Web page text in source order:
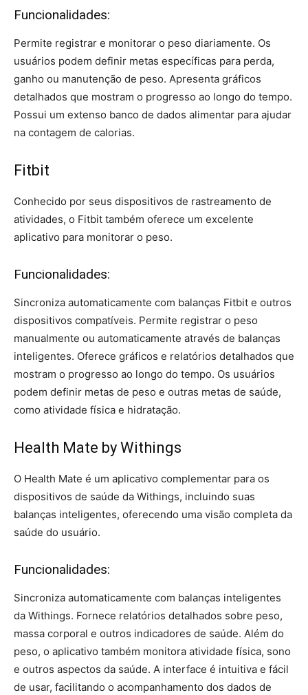
Funcionalidades:
Permite registrar e monitorar o peso diariamente. Os
usuários podem definir metas específicas para perda,
ganho ou manutenção de peso. Apresenta gráficos
detalhados que mostram o progresso ao longo do tempo.
Possui um extenso banco de dados alimentar para ajudar
na contagem de calorias.
Fitbit
Conhecido por seus dispositivos de rastreamento de
atividades, o Fitbit também oferece um excelente
aplicativo para monitorar o peso.
Funcionalidades:
Sincroniza automaticamente com balanças Fitbit e outros
dispositivos compatíveis. Permite registrar o peso
manualmente ou automaticamente através de balanças
inteligentes. Oferece gráficos e relatórios detalhados que
mostram o progresso ao longo do tempo. Os usuários
podem definir metas de peso e outras metas de saúde,
como atividade física e hidratação.
Health Mate by Withings
O Health Mate é um aplicativo complementar para os
dispositivos de saúde da Withings, incluindo suas
balanças inteligentes, oferecendo uma visão completa da
saúde do usuário.
Funcionalidades:
Sincroniza automaticamente com balanças inteligentes
da Withings. Fornece relatórios detalhados sobre peso,
massa corporal e outros indicadores de saúde. Além do
peso, o aplicativo também monitora atividade física, sono
e outros aspectos da saúde. A interface é intuitiva e fácil
de usar, facilitando o acompanhamento dos dados de